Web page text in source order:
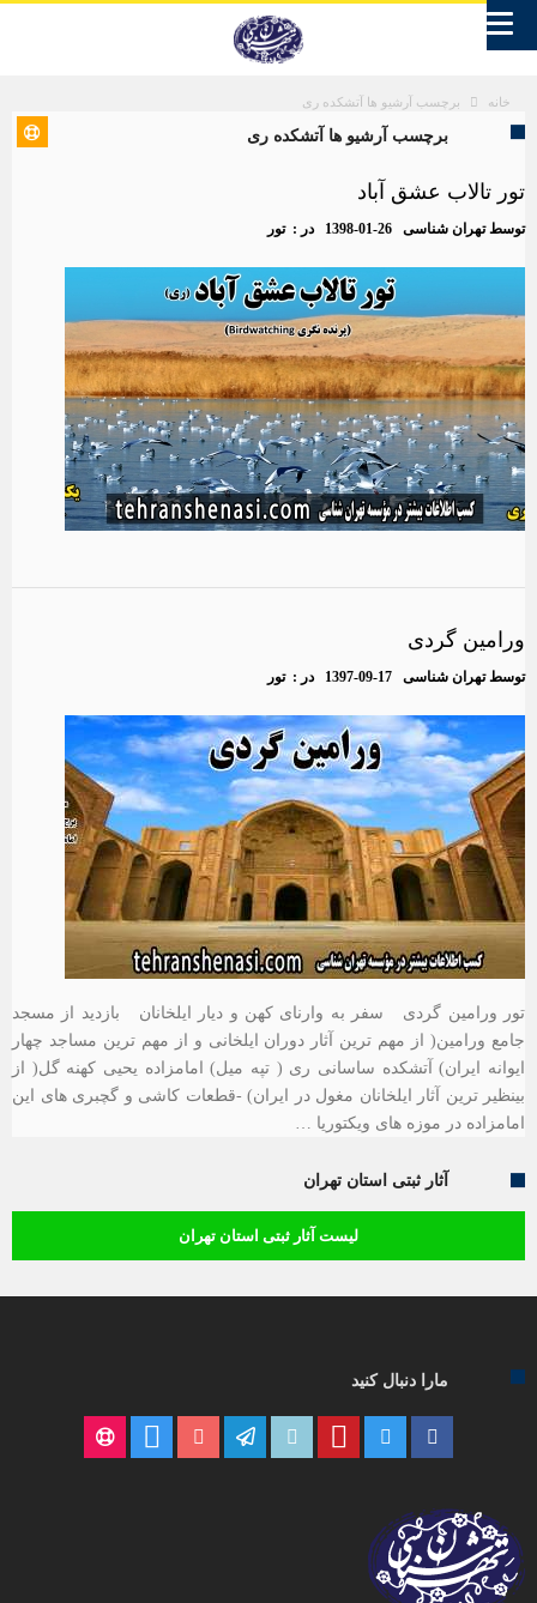
خانه برچسب آرشیو ها آتشکده ری
برچسب آرشیو ها آتشکده ری
تور تالاب عشق آباد
توسطتهران شناسی 1398-01-26 در :تور
ورامین گردی
توسطتهران شناسی 1397-09-17 در :تور
تور ورامین گردی سفر به وارنای کهن و دیار ایلخانان بازدید از مسجد
جامع ورامین( از مهم ترین آثار دوران ایلخانی و از مهم ترین مساجد چهار
ایوانه ایران) آتشکده ساسانی ری ( تپه میل) امامزاده یحیی کهنه گل( از
بینظیر ترین آثار ایلخانان مغول در ایران) -قطعات کاشی و گچبری های این
امامزاده در موزه های ویکتوریا …
آثار ثبتی استان تهران
لیست آثار ثبتی استان تهران
مارا دنبال کنید